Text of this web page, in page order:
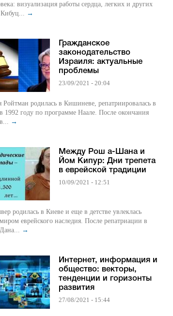
визуализация работы сердца, легких и других
органов. Кибуц... →
Гражданское
законодательство
Израиля: актуальные
проблемы
23/09/2021 - 20:04
Ройтман родилась в Кишиневе, репатриировалась в
1992 году по программе Наале. После окончания
→
Между Рош а-Шана и
Йом Кипур: Дни трепета
в еврейской традиции
10/09/2021 - 12:51
родилась в Киеве и еще в детстве увлеклась
еврейского наследия. После репатриации в
→
Интернет, информация и
общество: векторы,
тенденции и горизонты
развития
27/08/2021 - 15:44